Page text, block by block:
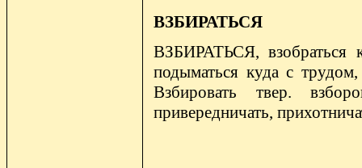
ВЗБИРАТЬСЯ
ВЗБИРАТЬСЯ, взобраться
подыматься куда с трудом,
Взбировать твер.
привередничать,